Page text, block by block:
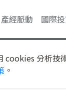
產經脈動 國際
cookies 分析
。